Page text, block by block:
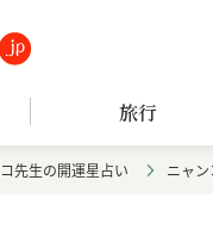
旅行
先生の開運星占い ニャ